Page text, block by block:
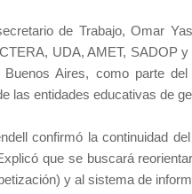
de Trabajo, Omar
UDA, AMET, SADOP
Aires, como parte
las entidades educativas de
confirmó la continuidad
que se buscará
y al sistema de